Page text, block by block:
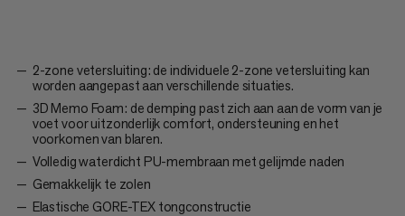
2-zone vetersluiting: de individuele 2-zone vetersluiting kan
worden aangepast aan verschillende situaties.
3D Memo Foam: de demping past zich aan aan de vorm van je
voet voor uitzonderlijk comfort, ondersteuning en het
voorkomen van blaren.
Volledig waterdicht PU-membraan met gelijmde naden
Gemakkelijk te zolen
Elastische GORE-TEX tongconstructie